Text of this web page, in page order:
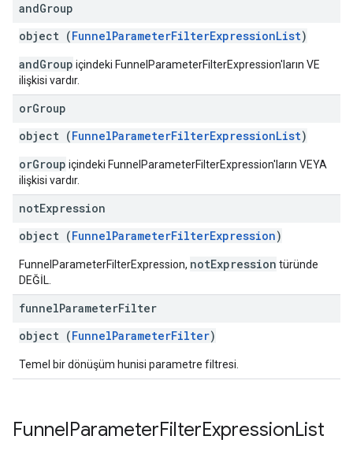
andGroup
object (FunnelParameterFilterExpressionList)
andGroup içindeki FunnelParameterFilterExpression'ların VE
ilişkisi vardır.
orGroup
object (FunnelParameterFilterExpressionList)
orGroup içindeki FunnelParameterFilterExpression'ların VEYA
ilişkisi vardır.
notExpression
object (FunnelParameterFilterExpression)
FunnelParameterFilterExpression, notExpression türünde
DEĞİL.
funnelParameterFilter
object (FunnelParameterFilter)
Temel bir dönüşüm hunisi parametre filtresi.
FunnelParameterFilterExpressionList